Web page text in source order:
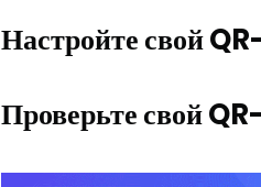
Настройте свой
Проверьте свой